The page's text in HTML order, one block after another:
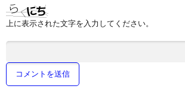
上に表示された文字を入力してください。